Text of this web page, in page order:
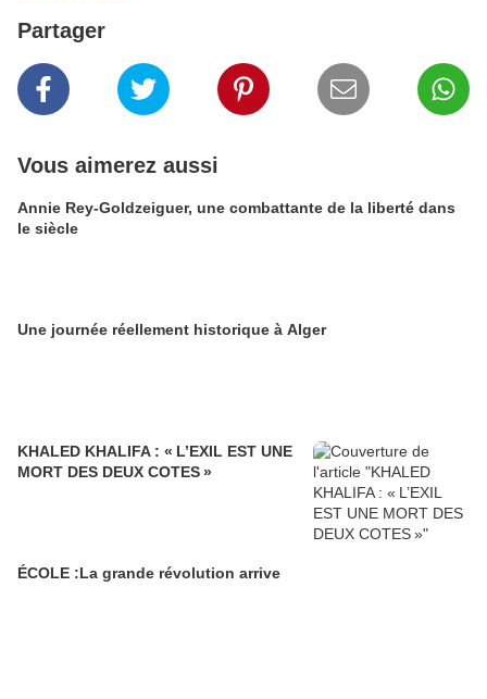
Partager
Vous aimerez aussi
Annie Rey-Goldzeiguer, une combattante de la liberté dans
le siècle
Une journée réellement historique à Alger
KHALED KHALIFA : « L’EXIL EST UNE
MORT DES DEUX COTES »
ÉCOLE :La grande révolution arrive